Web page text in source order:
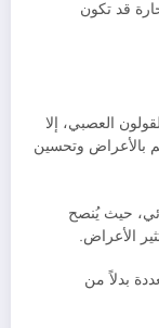
قد تكون
العصبي، إلا
بالأعراض وتحسين
حيث يُنصح
الأعراض.
بدلاً من